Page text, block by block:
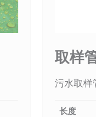
取样
污水取样
长度